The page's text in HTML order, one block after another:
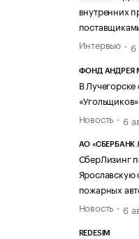
внутренних
Интервью
6
ФОНД АНДРЕЯ
В
«Угольщиков»
Новость
6
АО «СБЕРБАНК
СберЛизинг
Ярославскую
пожарных
Новость
6
REDESIM